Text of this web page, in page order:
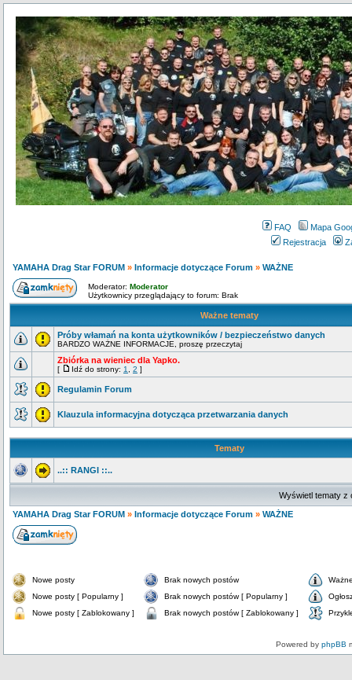
FAQ
Mapa
Rejestracja
YAMAHA Drag Star FORUM » Informacje dotyczące Forum » WAŻNE
Moderator: Moderator
Użytkownicy przeglądający to forum: Brak
Ważne tematy
Próby włamań na konta użytkowników / bezpieczeństwo danych
BARDZO WAŻNE INFORMACJE, proszę przeczytaj
Zbiórka na wieniec dla Yapko.
[ Idź do strony: 1 2 ]
Regulamin Forum
Klauzula informacyjna dotycząca przetwarzania danych
Tematy
..:: RANGI ::..
Wyświetl tematy z
YAMAHA Drag Star FORUM » Informacje dotyczące Forum » WAŻNE
Nowe posty Brak nowych postów
Nowe posty [ Popularny ]
Brak nowych postów [ Popularny ]
Nowe posty [ Zablokowany ]
Brak nowych postów [ Zablokowany ]
Powered by phpBB